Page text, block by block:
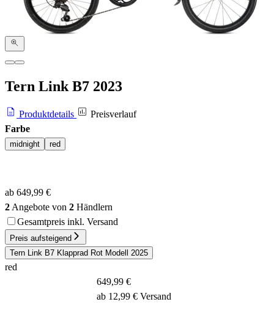
Tern Link B7 2023
Produktdetails
Preisverlauf
Farbe
midnight red
ab 649,99 €
2 Angebote von 2 Händlern
Gesamtpreis inkl. Versand
Preis aufsteigend
Tern Link B7 Klapprad Rot Modell 2025
red
649,99 €
ab 12,99 € Versand